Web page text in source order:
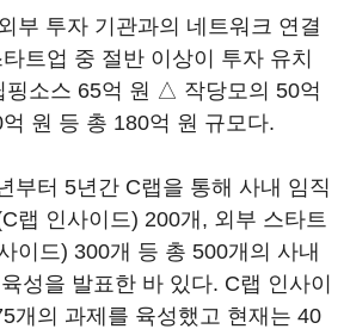
부 투자 기관과의 네트워크 연결
트업 중 절반 이상이 투자 유치
소스 65억 원 △ 작당모의 50억
원 등 총 180억 원 규모다.
부터 5년간 C랩을 통해 사내 임직
랩 인사이드) 200개, 외부 스타트
이드) 300개 등 총 500개의 사내
성을 발표한 바 있다. C랩 인사이
개의 과제를 육성했고 현재는 40